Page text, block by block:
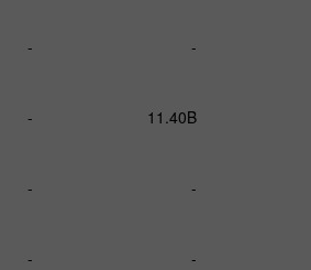
- -
- 11.40B
- -
- -